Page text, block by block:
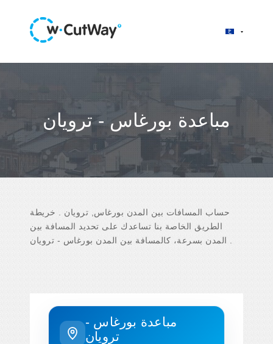
مباعدة بورغاس - ترويان
حساب المسافات بين المدن بورغاس, ترويان . خريطة
الطريق الخاصة بنا تساعدك على تحديد المسافة بين
مباعدة بورغاس -
ترويان